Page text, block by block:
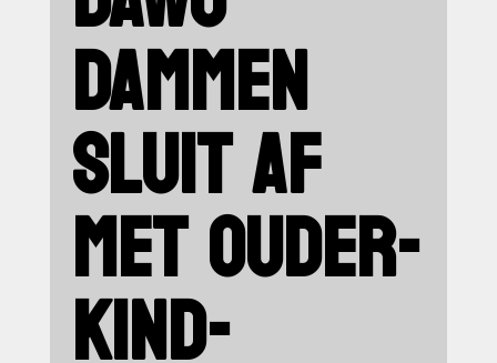
DAMMEN
SLUIT AF
MET OUDER-
KIND-